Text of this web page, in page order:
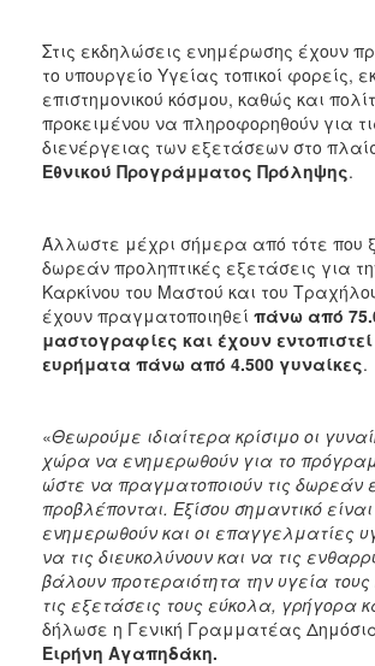
Στις εκδηλώσεις ενημέρωσης έχουν
το υπουργείο Υγείας τοπικοί φορείς,
επιστημονικού κόσμου, καθώς και
προκειμένου να πληροφορηθούν για
διενέργειας των εξετάσεων στο
Εθνικού Προγράμματος Πρόληψης.
Άλλωστε μέχρι σήμερα από τότε που
δωρεάν προληπτικές εξετάσεις για
Καρκίνου του Μαστού και του
έχουν πραγματοποιηθεί πάνω από
μαστογραφίες και έχουν
ευρήματα πάνω από 4.500 γυναίκες.
«Θεωρούμε ιδιαίτερα κρίσιμο οι
χώρα να ενημερωθούν για το
ώστε να πραγματοποιούν τις δωρεάν
προβλέπονται. Εξίσου σημαντικό
ενημερωθούν και οι επαγγελματίες
να τις διευκολύνουν και να τις
βάλουν προτεραιότητα την υγεία
τις εξετάσεις τους εύκολα, γρήγορα
δήλωσε η Γενική Γραμματέας
Ειρήνη Αγαπηδάκη.